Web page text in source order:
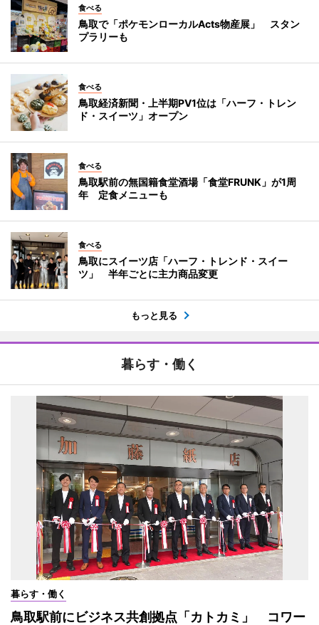
食べる
鳥取で「ポケモンローカルActs物産展」 スタン
プラリーも
食べる
鳥取経済新聞・上半期PV1位は「ハーフ・トレン
ド・スイーツ」オープン
食べる
鳥取駅前の無国籍食堂酒場「食堂FRUNK」が1周
年 定食メニューも
食べる
鳥取にスイーツ店「ハーフ・トレンド・スイー
ツ」 半年ごとに主力商品変更
もっと見る
暮らす・働く
暮らす・働く
鳥取駅前にビジネス共創拠点「カトカミ」 コワー